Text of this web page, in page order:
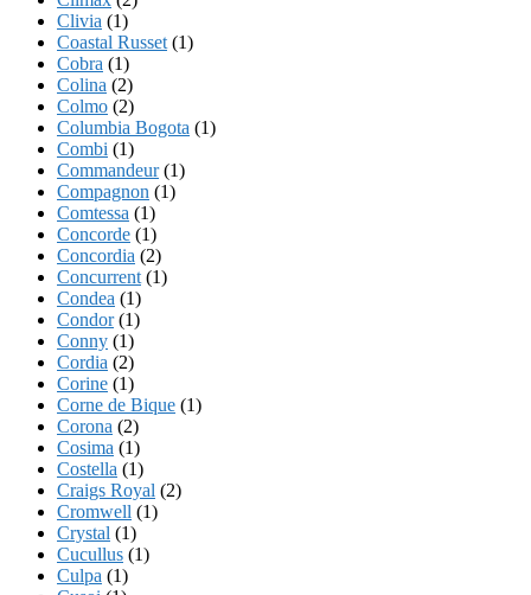
Clivia (1)
Coastal Russet (1)
Cobra (1)
Colina (2)
Colmo (2)
Columbia Bogota (1)
Combi (1)
Commandeur(1)
Compagnon (1)
Comtessa (1)
Concorde (1)
Concordia (2)
Concurrent (1)
Condea (1)
Condor(1)
Conny (1)
Cordia (2)
Corine (1)
Corne de Bique (1)
Corona (2)
Cosima (1)
Costella (1)
Craigs Royal (2)
Cromwell (1)
Crystal (1)
Cucullus (1)
Culpa (1)